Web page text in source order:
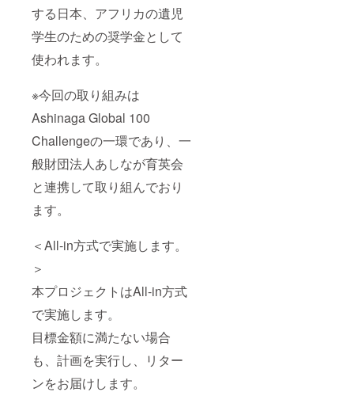
する日本、アフリカの遺児
学生のための奨学金として
使われます。
※今回の取り組みは
Ashinaga Global 100
Challengeの一環であり、一
般財団法人あしなが育英会
と連携して取り組んでおり
ます。
＜All-in方式で実施します。
＞
本プロジェクトはAll-in方式
で実施します。
目標金額に満たない場合
も、計画を実行し、リター
ンをお届けします。